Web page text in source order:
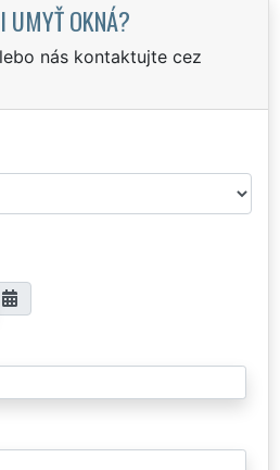
UMYŤ OKNÁ?
nás kontaktujte cez